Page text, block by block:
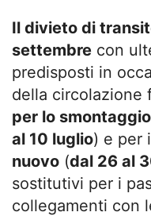
Il divieto di
settembre con
predisposti in
della circolazione
per lo
al 10 luglio) e per
nuovo (dal 26 al
sostitutivi per i
collegamenti con